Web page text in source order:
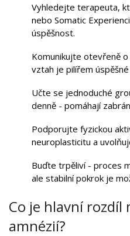
Vyhledejte terapeuta,
nebo Somatic
úspěšnost.
Komunikujte otevřeně
vztah je pilířem
Učte se jednoduché
denně - pomáhají
Podporujte fyzickou
neuroplasticitu a
Buďte trpěliví - proces
ale stabilní pokrok je
Co je hlavní rozdíl
amnézií?